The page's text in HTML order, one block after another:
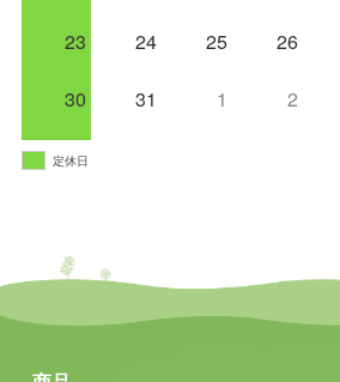
23 24 25 26
30 31 1 2
定休日